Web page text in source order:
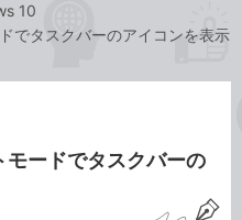
10
でタスクバーのアイコンを表示
ードでタスクバーの